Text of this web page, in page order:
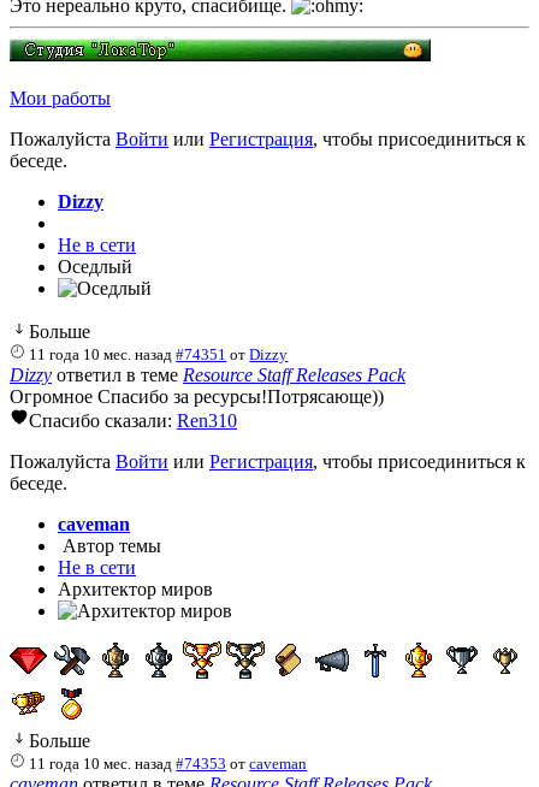
Это нереально круто, спасибище.
Мои работы
Пожалуйста Войти или Регистрация, чтобы присоединиться к
беседе.
Dizzy
Не в сети
Оседлый
Больше
11 года 10 мес. назад #74351 отDizzy
Dizzy ответил в теме Resource Staff Releases Pack
Огромное Спасибо за ресурсы!Потрясающе))
Спасибо сказали: Ren310
Пожалуйста Войти или Регистрация, чтобы присоединиться к
беседе.
caveman
Автор темы
Не в сети
Архитектор миров
Больше
11 года 10 мес. назад #74353 отcaveman